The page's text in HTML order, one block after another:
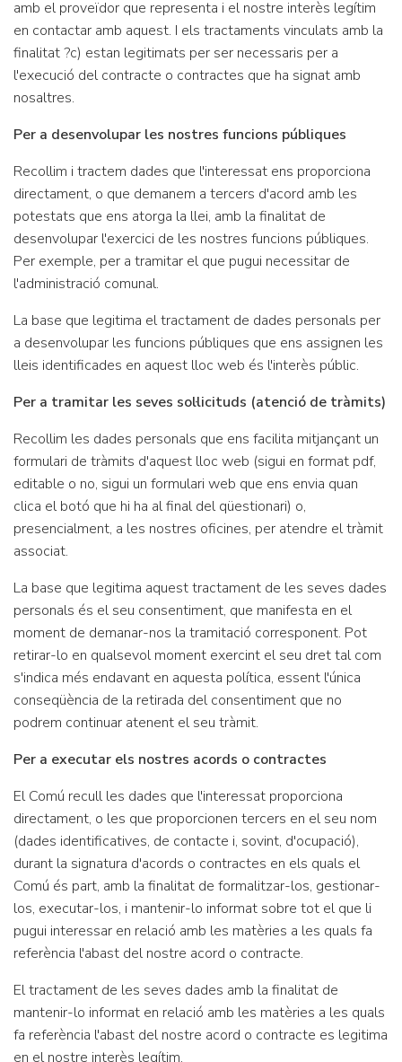
amb el proveïdor que representa i el nostre interès legítim
en contactar amb aquest. I els tractaments vinculats amb la
finalitat ?c) estan legitimats per ser necessaris per a
l'execució del contracte o contractes que ha signat amb
nosaltres.
Per a desenvolupar les nostres funcions públiques
Recollim i tractem dades que l'interessat ens proporciona
directament, o que demanem a tercers d'acord amb les
potestats que ens atorga la llei, amb la finalitat de
desenvolupar l'exercici de les nostres funcions públiques.
Per exemple, per a tramitar el que pugui necessitar de
l'administració comunal.
La base que legitima el tractament de dades personals per
a desenvolupar les funcions públiques que ens assignen les
lleis identificades en aquest lloc web és l'interès públic.
Per a tramitar les seves sol·licituds (atenció de tràmits)
Recollim les dades personals que ens facilita mitjançant un
formulari de tràmits d'aquest lloc web (sigui en format pdf,
editable o no, sigui un formulari web que ens envia quan
clica el botó que hi ha al final del qüestionari) o,
presencialment, a les nostres oficines, per atendre el tràmit
associat.
La base que legitima aquest tractament de les seves dades
personals és el seu consentiment, que manifesta en el
moment de demanar-nos la tramitació corresponent. Pot
retirar-lo en qualsevol moment exercint el seu dret tal com
s'indica més endavant en aquesta política, essent l'única
conseqüència de la retirada del consentiment que no
podrem continuar atenent el seu tràmit.
Per a executar els nostres acords o contractes
El Comú recull les dades que l'interessat proporciona
directament, o les que proporcionen tercers en el seu nom
(dades identificatives, de contacte i, sovint, d'ocupació),
durant la signatura d'acords o contractes en els quals el
Comú és part, amb la finalitat de formalitzar-los, gestionar-
los, executar-los, i mantenir-lo informat sobre tot el que li
pugui interessar en relació amb les matèries a les quals fa
referència l'abast del nostre acord o contracte.
El tractament de les seves dades amb la finalitat de
mantenir-lo informat en relació amb les matèries a les quals
fa referència l'abast del nostre acord o contracte es legitima
en el nostre interès legítim.